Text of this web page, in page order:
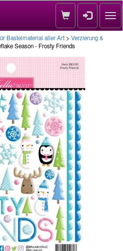
Bastelmaterial aller Art > Verzierung &
Season - Frosty Friends